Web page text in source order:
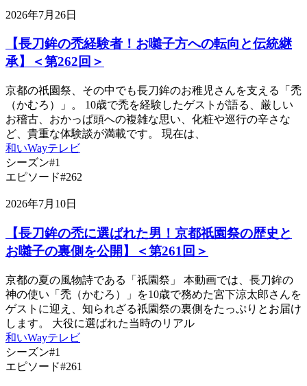
2026年7月26日
【長刀鉾の禿経験者！お囃子方への転向と伝統継
承】＜第262回＞
京都の祇園祭、その中でも長刀鉾のお稚児さんを支える「禿
（かむろ）」。 10歳で禿を経験したゲストが語る、厳しい
お稽古、おかっぱ頭への複雑な思い、化粧や巡行の辛さな
ど、貴重な体験談が満載です。 現在は、
和いWayテレビ
シーズン#1
エピソード#262
2026年7月10日
【長刀鉾の禿に選ばれた男！京都祇園祭の歴史と
お囃子の裏側を公開】＜第261回＞
京都の夏の風物詩である「祇園祭」 本動画では、長刀鉾の
神の使い「禿（かむろ）」を10歳で務めた宮下涼太郎さんを
ゲストに迎え、知られざる祇園祭の裏側をたっぷりとお届け
します。 大役に選ばれた当時のリアル
和いWayテレビ
シーズン#1
エピソード#261